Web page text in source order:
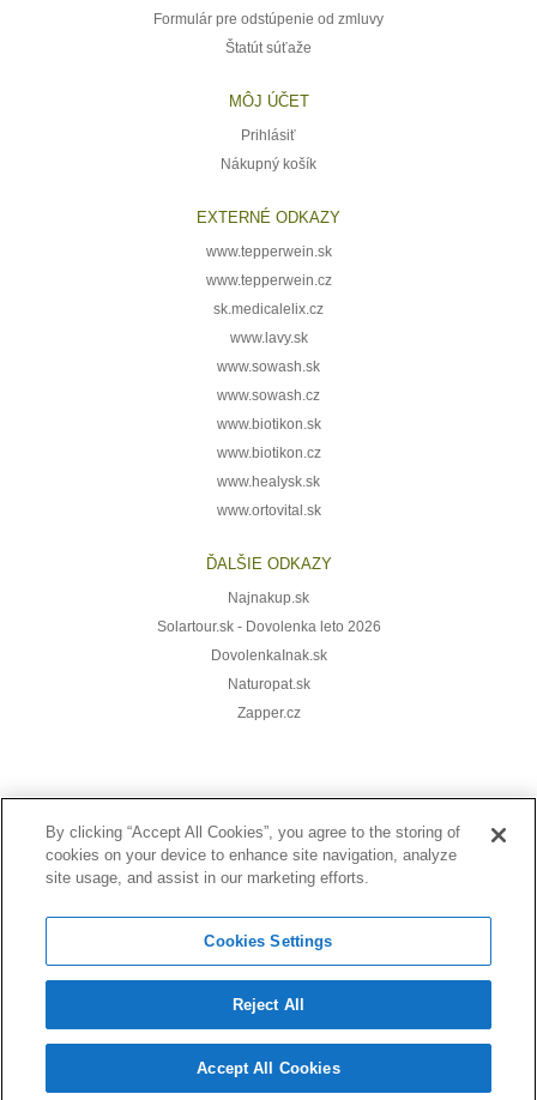
Formulár pre odstúpenie od zmluvy
Štatút súťaže
MÔJ ÚČET
Prihlásiť
Nákupný košík
EXTERNÉ ODKAZY
www.tepperwein.sk
www.tepperwein.cz
sk.medicalelix.cz
www.lavy.sk
www.sowash.sk
www.sowash.cz
www.biotikon.sk
www.biotikon.cz
www.healysk.sk
www.ortovital.sk
ĎALŠIE ODKAZY
Najnakup.sk
Solartour.sk - Dovolenka leto 2026
DovolenkaInak.sk
Naturopat.sk
Zapper.cz
© 2014-2026 MERCURY, spol. s r.o., Lazovná 11, 974 01 Banská Bystrica,
Slovenská republika, tel.: +421 917 438 468, email: info@naturalinfo.sk
By clicking “Accept All Cookies”, you agree to the storing of
cookies on your device to enhance site navigation, analyze
site usage, and assist in our marketing efforts.
Cookies Settings
Reject All
Accept All Cookies